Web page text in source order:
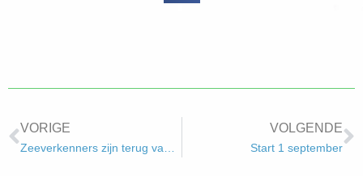
VORIGE VOLGENDE
Start 1 september